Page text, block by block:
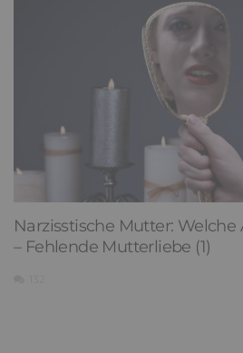
Narzisstische Mutter: Welche
– Fehlende Mutterliebe (1)